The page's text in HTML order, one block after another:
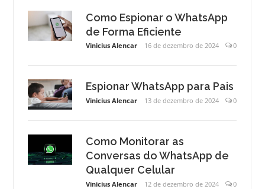
Como Espionar o WhatsApp
de Forma Eficiente
Vinicius Alencar 16 de dezembro de 2024 0
Espionar WhatsApp para Pais
Vinicius Alencar 13 de dezembro de 2024 0
Como Monitorar as
Conversas do WhatsApp de
Qualquer Celular
Vinicius Alencar 12 de dezembro de 2024 0